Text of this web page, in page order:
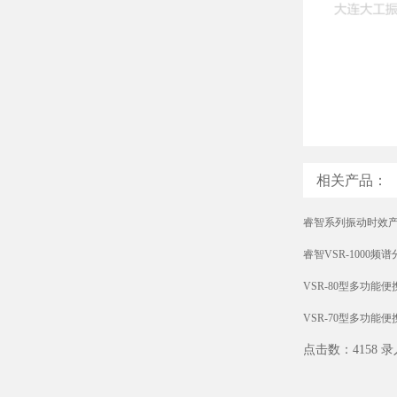
相关产品：
睿智系列振动时效
睿智VSR-1000频谱
VSR-80型多功能便
VSR-70型多功能便
点击数：4158